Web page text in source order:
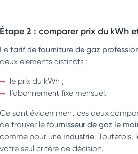
Étape 2 : comparer prix du kWh
Le tarif de fourniture de gaz
deux éléments distincts :
le prix du kWh ;
l’abonnement fixe mensuel.
Ce sont évidemment ces deux
de trouver le fournisseur de gaz le
comme pour une industrie. Toutefois,
votre seul critère de décision.